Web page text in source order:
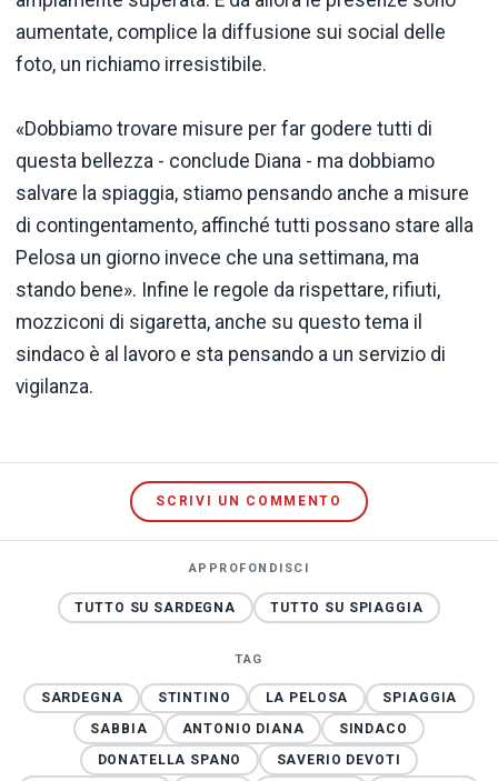
aumentate, complice la diffusione sui social delle
foto, un richiamo irresistibile.
«Dobbiamo trovare misure per far godere tutti di
questa bellezza - conclude Diana - ma dobbiamo
salvare la spiaggia, stiamo pensando anche a misure
di contingentamento, affinché tutti possano stare alla
Pelosa un giorno invece che una settimana, ma
stando bene». Infine le regole da rispettare, rifiuti,
mozziconi di sigaretta, anche su questo tema il
sindaco è al lavoro e sta pensando a un servizio di
vigilanza.
SCRIVI UN COMMENTO
APPROFONDISCI
TUTTO SU SARDEGNA TUTTO SU SPIAGGIA
TAG
SARDEGNA STINTINO LA PELOSA
SPIAGGIA
SABBIA
ANTONIO DIANA
SINDACO
DONATELLA SPANO
SAVERIO DEVOTI